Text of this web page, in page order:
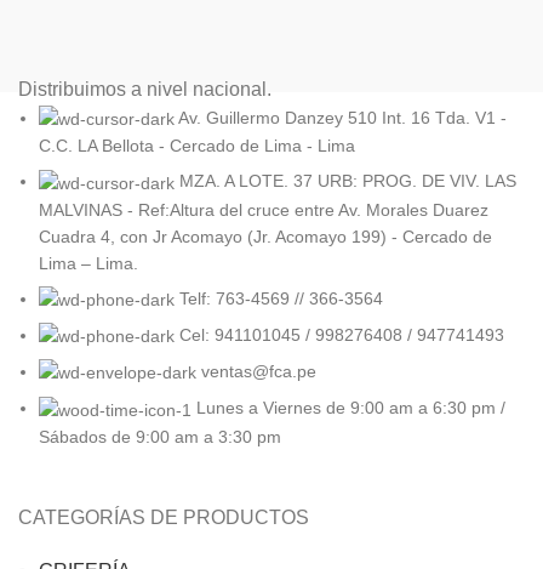
Distribuimos a nivel nacional.
Av. Guillermo Danzey 510 Int. 16 Tda. V1 -
C.C. LA Bellota - Cercado de Lima - Lima
MZA. A LOTE. 37 URB: PROG. DE VIV. LAS
MALVINAS - Ref:Altura del cruce entre Av. Morales Duarez
Cuadra 4, con Jr Acomayo (Jr. Acomayo 199) - Cercado de
Lima – Lima.
Telf: 763-4569 // 366-3564
Cel: 941101045 / 998276408 / 947741493
ventas@fca.pe
Lunes a Viernes de 9:00 am a 6:30 pm /
Sábados de 9:00 am a 3:30 pm
CATEGORÍAS DE PRODUCTOS